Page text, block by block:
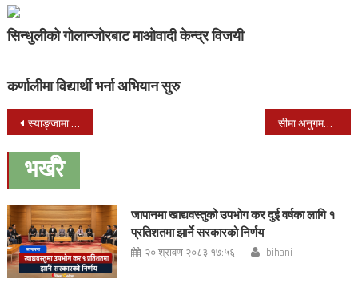
सिन्धुलीको गोलान्जोरबाट माओवादी केन्द्र विजयी
कर्णालीमा विद्यार्थी भर्ना अभियान सुरु
Post
navigation
स्याङ्जामा पहिरोमा पुरिएर एकै परिवारका ९ सहित १० को मृत्यु, एक जनाको उद्धार सीमा अनुगमन गर्न गृहमन्त्रीको टोली दार्चुलामा, सशस्त्रको गुल्म शिलान्यास पनि गर्ने
भर्खरै
जापानमा खाद्यवस्तुको उपभोग कर दुई वर्षका लागि १
प्रतिशतमा झार्ने सरकारको निर्णय
२० श्रावण २०८३ १७:५६ bihani